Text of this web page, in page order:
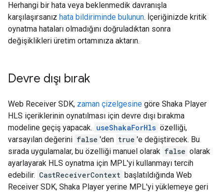
Herhangi bir hata veya beklenmedik davranışla
karşılaşırsanız hata bildiriminde bulunun. İçeriğinizde kritik
oynatma hataları olmadığını doğruladıktan sonra
değişiklikleri üretim ortamınıza aktarın.
Devre dışı bırak
Web Receiver SDK, zaman çizelgesine göre Shaka Player
HLS içeriklerinin oynatılması için devre dışı bırakma
modeline geçiş yapacak. useShakaForHls özelliği,
varsayılan değerini false 'den true 'e değiştirecek. Bu
sırada uygulamalar, bu özelliği manuel olarak false olarak
ayarlayarak HLS oynatma için MPL'yi kullanmayı tercih
edebilir. CastReceiverContext başlatıldığında Web
Receiver SDK, Shaka Player yerine MPL'yi yüklemeye geri